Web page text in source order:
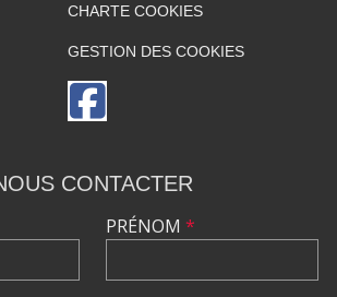
CHARTE COOKIES
GESTION DES COOKIES
CONTACTER
PRÉNOM *